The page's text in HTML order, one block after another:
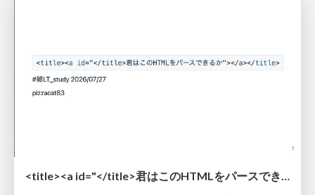
<title><a id="</title>君はこのHTMLをパースできるか"></a></title> #雑LT_study